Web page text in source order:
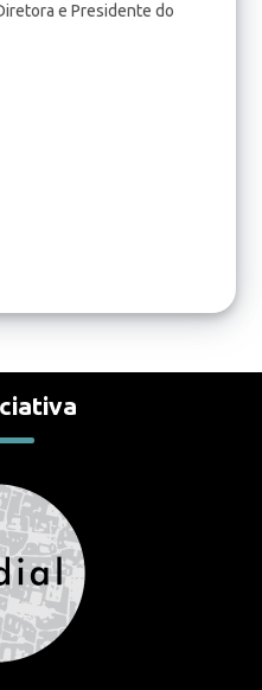
e Presidente do